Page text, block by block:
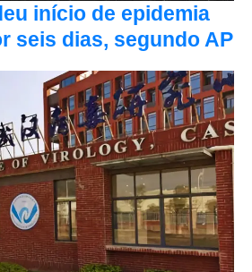
início de epidemia
seis dias, segundo AP